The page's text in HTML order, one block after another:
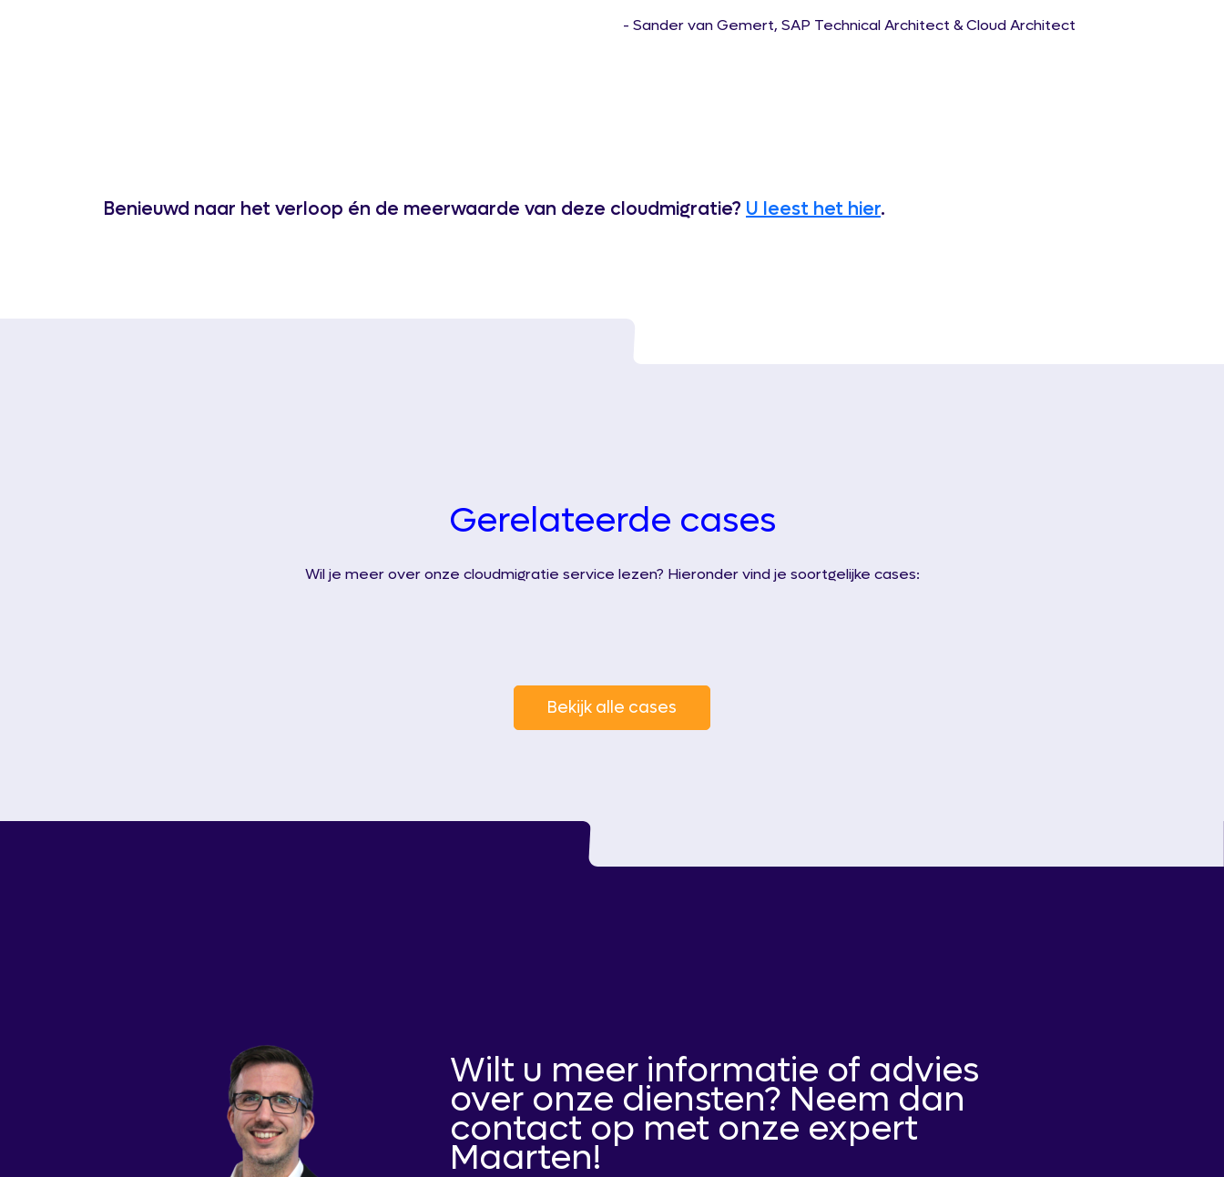
- Sander van Gemert, SAP Technical Architect & Cloud Architect
Benieuwd naar het verloop én de meerwaarde van deze cloudmigratie? U leest het hier.
Gerelateerde cases
Wil je meer over onze cloudmigratie service lezen? Hieronder vind je soortgelijke cases:
Bekijk alle cases
Wilt u meer informatie of advies
over onze diensten? Neem dan
contact op met onze expert
Maarten!